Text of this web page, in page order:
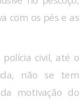
com os pés e as
civil, até o
não se tem
motivação do